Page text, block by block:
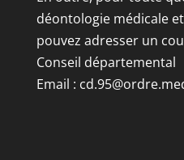
déontologie médicale
pouvez adresser un
Conseil départemental
Email :